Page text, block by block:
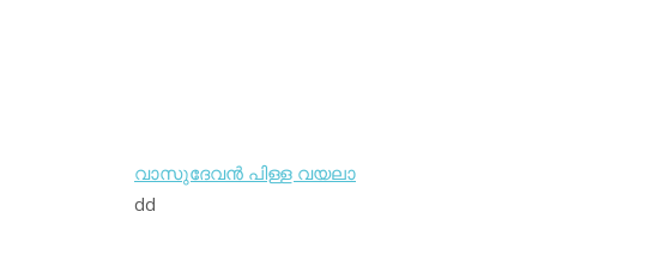
വാസുദേവന്‍ പിള്ള വയലാ
dd